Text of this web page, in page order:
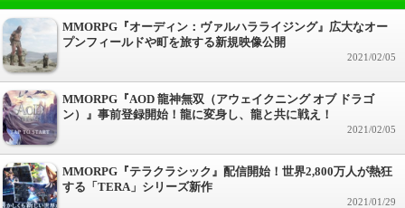
MMORPG『オーディン：ヴァルハラライジング』広大なオー
プンフィールドや町を旅する新規映像公開
2021/02/05
MMORPG『AOD 龍神無双（アウェイクニング オブ ドラゴ
ン）』事前登録開始！龍に変身し、龍と共に戦え！
2021/02/05
MMORPG『テラクラシック』配信開始！世界2,800万人が熱狂
する「TERA」シリーズ新作
2021/01/29